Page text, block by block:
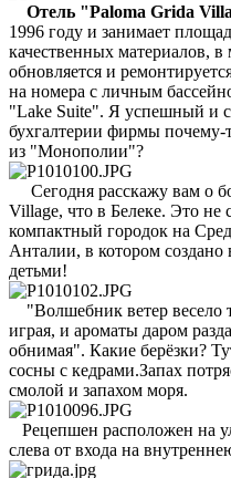
Отель "Paloma Grida
1996 году и занимает
качественных материалов, в
обновляется и
на номера с личным
"Lake Suite". Я успешный и
бухгалтерии фирмы почему-
из "Монополии"?
Сегодня расскажу вам о
Village, что в Белеке. Это не
компактный городок на
Анталии, в котором создано
детьми!
"Волшебник ветер весело
играя, и ароматы даром
обнимая". Какие берёзки?
сосны с кедрами.Запах
смолой и запахом моря.
Рецепшен расположен на
слева от входа на